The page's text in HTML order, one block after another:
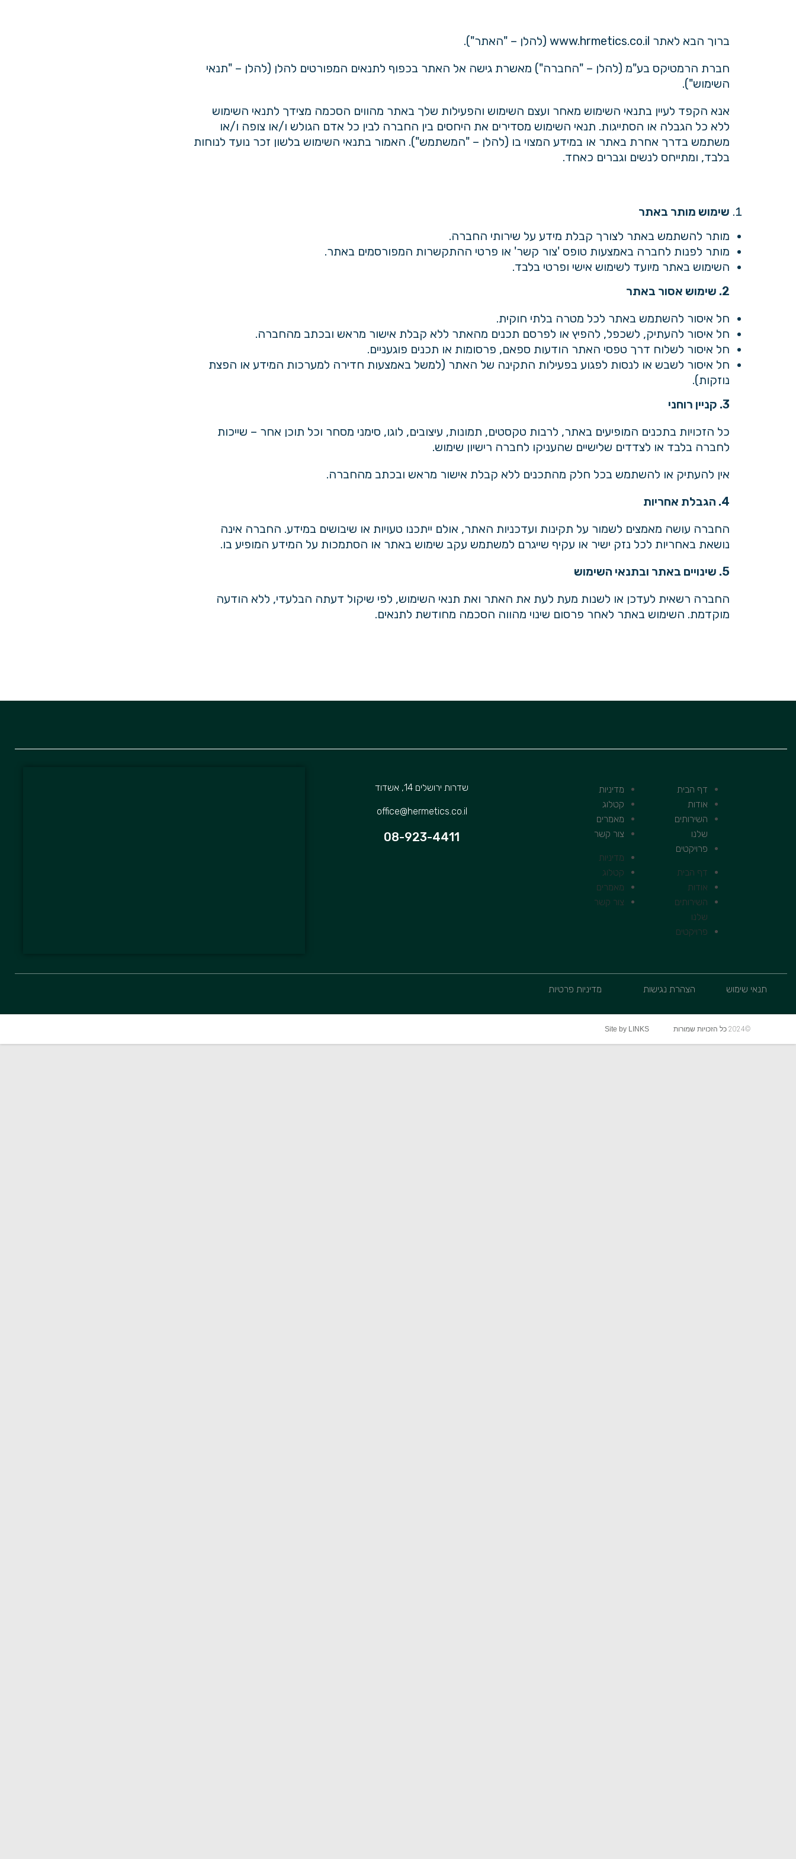
ברוך הבא לאתר www.hrmetics.co.il (להלן – "האתר").
חברת הרמטיקס בע"מ (להלן – "החברה") מאשרת גישה אל האתר בכפוף לתנאים המפורטים להלן (להלן – "תנאי
השימוש").
אנא הקפד לעיין בתנאי השימוש מאחר ועצם השימוש והפעילות שלך באתר מהווים הסכמה מצידך לתנאי השימוש
ללא כל הגבלה או הסתייגות. תנאי השימוש מסדירים את היחסים בין החברה לבין כל אדם הגולש ו/או צופה ו/או
משתמש בדרך אחרת באתר או במידע המצוי בו (להלן – "המשתמש"). האמור בתנאי השימוש בלשון זכר נועד לנוחות
בלבד, ומתייחס לנשים וגברים כאחד.
שימוש מותר באתר
מותר להשתמש באתר לצורך קבלת מידע על שירותי החברה.
מותר לפנות לחברה באמצעות טופס 'צור קשר' או פרטי ההתקשרות המפורסמים באתר.
השימוש באתר מיועד לשימוש אישי ופרטי בלבד.
2. שימוש אסור באתר
חל איסור להשתמש באתר לכל מטרה בלתי חוקית.
חל איסור להעתיק, לשכפל, להפיץ או לפרסם תכנים מהאתר ללא קבלת אישור מראש ובכתב מהחברה.
חל איסור לשלוח דרך טפסי האתר הודעות ספאם, פרסומות או תכנים פוגעניים.
חל איסור לשבש או לנסות לפגוע בפעילות התקינה של האתר (למשל באמצעות חדירה למערכות המידע או הפצת
נוזקות).
3. קניין רוחני
כל הזכויות בתכנים המופיעים באתר, לרבות טקסטים, תמונות, עיצובים, לוגו, סימני מסחר וכל תוכן אחר – שייכות
לחברה בלבד או לצדדים שלישיים שהעניקו לחברה רישיון שימוש.
אין להעתיק או להשתמש בכל חלק מהתכנים ללא קבלת אישור מראש ובכתב מהחברה.
4. הגבלת אחריות
החברה עושה מאמצים לשמור על תקינות ועדכניות האתר, אולם ייתכנו טעויות או שיבושים במידע. החברה אינה
נושאת באחריות לכל נזק ישיר או עקיף שייגרם למשתמש עקב שימוש באתר או הסתמכות על המידע המופיע בו.
5. שינויים באתר ובתנאי השימוש
החברה רשאית לעדכן או לשנות מעת לעת את האתר ואת תנאי השימוש, לפי שיקול דעתה הבלעדי, ללא הודעה
מוקדמת. השימוש באתר לאחר פרסום שינוי מהווה הסכמה מחודשת לתנאים.
דף הבית
אודות
השירותים
שלנו
פרויקטים
דף הבית
אודות
השירותים
שלנו
פרויקטים
מדיניות
קטלוג
מאמרים
צור קשר
מדיניות
קטלוג
מאמרים
צור קשר
שדרות‭ ‬ירושלים‭ ,‬14‭ ‬אשדוד
office@hermetics.co.il‭
08-923-4411
תנאי שימוש הצהרת נגישות מדיניות פרטיות
©2024 כל הזכויות שמורות Site by LINKS